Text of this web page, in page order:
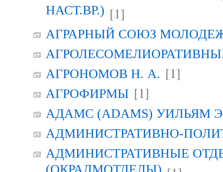
НАСТ.ВР.) [1]
АГРАРНЫЙ СОЮЗ
АГРОНОМОВ Н. А. [1]
АГРОФИРМЫ [1]
АДАМС (ADAMS) УИЛЬЯМ
АДМИНИСТРАТИВНО-
АДМИНИСТРАТИВНЫЕ